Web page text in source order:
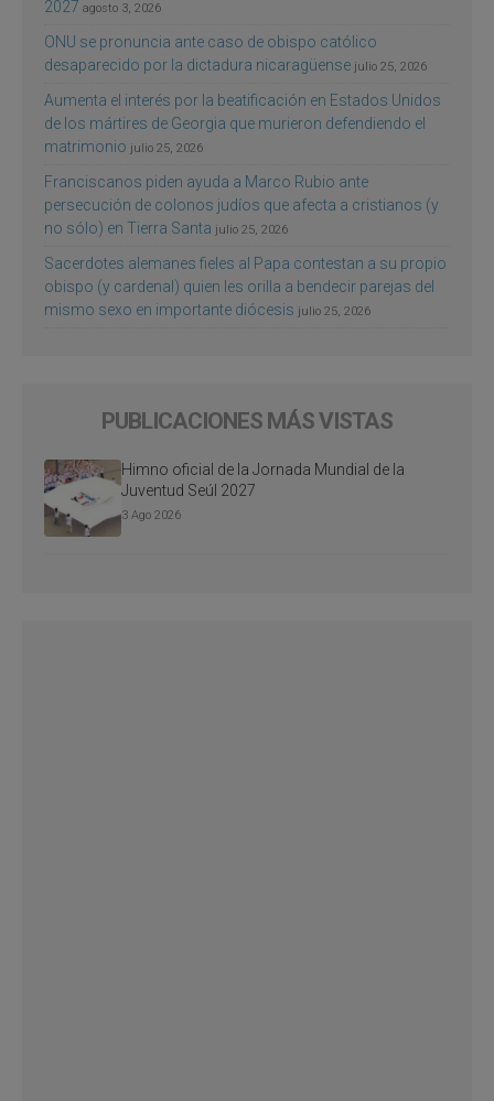
2027 agosto 3, 2026
ONU se pronuncia ante caso de obispo católico
desaparecido por la dictadura nicaragüense julio 25, 2026
Aumenta el interés por la beatificación en Estados Unidos
de los mártires de Georgia que murieron defendiendo el
matrimonio julio 25, 2026
Franciscanos piden ayuda a Marco Rubio ante
persecución de colonos judíos que afecta a cristianos (y
no sólo) en Tierra Santa julio 25, 2026
Sacerdotes alemanes fieles al Papa contestan a su propio
obispo (y cardenal) quien les orilla a bendecir parejas del
mismo sexo en importante diócesis julio 25, 2026
PUBLICACIONES MÁS VISTAS
Himno oficial de la Jornada Mundial de la
Juventud Seúl 2027
3 Ago 2026